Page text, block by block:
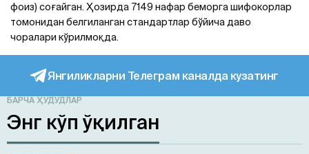
фоиз) соғайган. Ҳозирда 7149 нафар беморга шифокорлар
томонидан белгиланган стандартлар бўйича даво
чоралари кўрилмоқда.
Янгиликларни Телеграм каналда кузатинг
БАРЧА ҲУДУДЛАР
Энг кўп ўқилган